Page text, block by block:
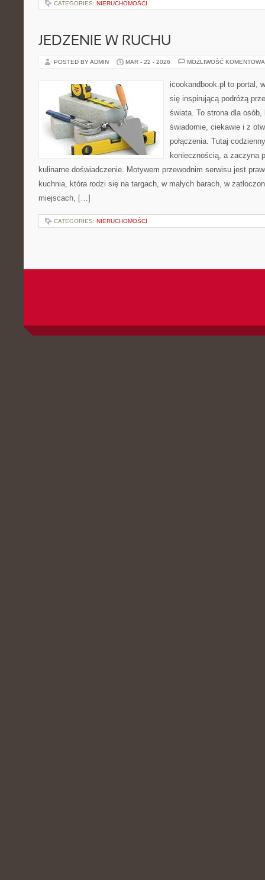
CATEGORIES: NIERUCHOMOŚCI
JEDZENIE W RUCHU
POSTED BY ADMIN MAR - 22 - 2026 MOŻLIWOŚĆ
icookandbook.pl to portal,
się inspirującą podróżą
świata. To strona dla
świadomie, ciekawie i z
połączenia. Tutaj
koniecznością, a zaczyna
kulinarne doświadczenie. Motywem przewodnim serwisu jest
kuchnia, która rodzi się na targach, w małych barach, w
miejscach, […]
CATEGORIES: NIERUCHOMOŚCI